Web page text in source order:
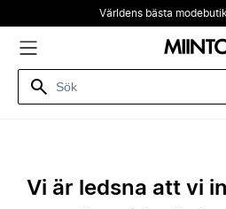
Världens bästa
Vi är ledsna att vi